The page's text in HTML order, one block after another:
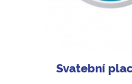
Svatební